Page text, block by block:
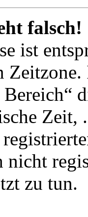
falsch!
ist
Zeit,
nicht
zu tun.